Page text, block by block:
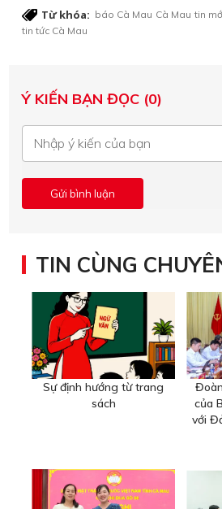
Từ khóa: báo Cà Mau Cà Mau tin
tin tức Cà Mau
Ý KIẾN BẠN ĐỌC (0)
TIN CÙNG
Sự định hướng từ trang
sách
của
với